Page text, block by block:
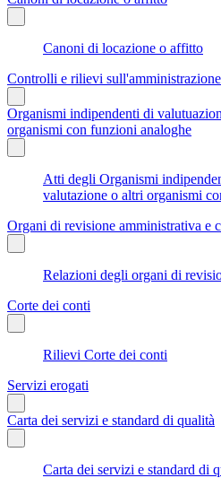
Canoni di locazione o affitto
Controlli e rilievi sull'amministrazione
Organismi indipendenti di
organismi con funzioni analoghe
Atti degli Organismi
valutazione o altri organismi
Organi di revisione amministrativa e
Relazioni degli organi di
Corte dei conti
Rilievi Corte dei conti
Servizi erogati
Carta dei servizi e standard di qualità
Carta dei servizi e standard di